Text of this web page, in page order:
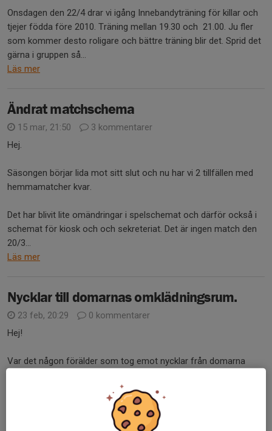
Onsdagen den 22/4 drar vi igång Innebandyträning för killar och
tjejer födda före 2010. Träning mellan 19.30 och 21.00. Ju fler
som kommer desto roligare och bättre träning blir det. Sprid det
gärna i gruppen så...
Läs mer
Ändrat matchschema
15 mar, 21:50
3 kommentarer
Hej.
Säsongen börjar lida mot sitt slut och nu har vi 2 tillfällen med
hemmamatcher kvar.
Det har blivit lite omändringar i spelschemat och därför också i
schemat för kiosk och och sekreteriat. Det är ingen match den
20/3...
Läs mer
Nycklar till domarnas omklädningsrum.
23 feb, 20:29
0 kommentarer
Hej!
Var det någon förälder som tog emot nycklar från domarna
Ludvig den yngre domaren säger att han gett nyckeln till någon
nere i hallen, men vi vet inte vem.